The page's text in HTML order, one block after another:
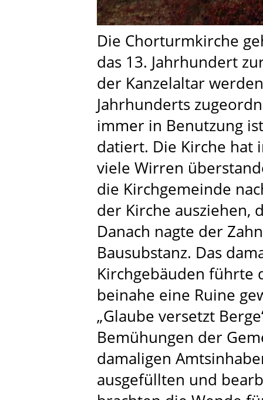
Die Chorturmkirche
das 13. Jahrhundert
der Kanzelaltar
Jahrhunderts
immer in Benutzung
datiert. Die Kirche hat
viele Wirren
die Kirchgemeinde
der Kirche ausziehen,
Danach nagte der
Bausubstanz. Das
Kirchgebäuden führte
beinahe eine Ruine
„Glaube versetzt
Bemühungen der
damaligen
ausgefüllten und